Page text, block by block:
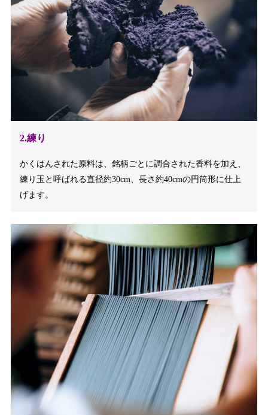
2.練り
かくはんされた原料は、銘柄ごとに調合された香料を加え、
練り玉と呼ばれる直径約30cm、長さ約40cmの円筒形に仕上
げます。